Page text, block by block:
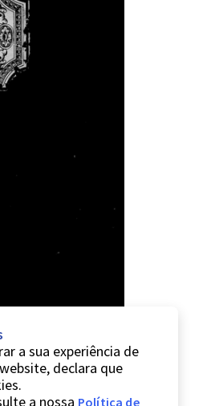
a sua experiência de
declara que
a nossa Política de